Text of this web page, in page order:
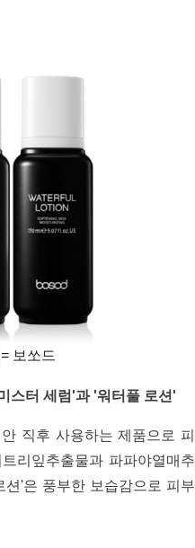
보쏘드
스터 세럼'과 '워터풀 로션'
직후 사용하는 제품으로 피
리잎추출물과 파파야열매추
'은 풍부한 보습감으로 피부